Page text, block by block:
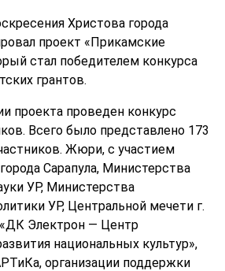
Христова города
проект «Прикамские
стал победителем конкурса
грантов.
проекта проведен конкурс
Всего было представлено 173
Жюри, с участием
Сарапула, Министерства
УР, Министерства
УР, Центральной мечети г.
Электрон — Центр
национальных культур»,
организации поддержки